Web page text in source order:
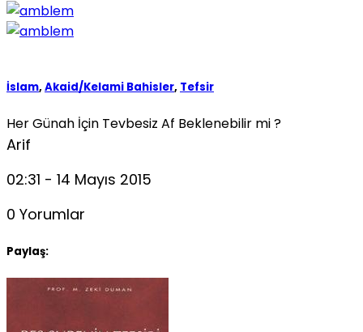
İslam,Akaid/Kelami Bahisler, Tefsir
Her Günah İçin Tevbesiz Af Beklenebilir mi ?
Arif
02:31 - 14 Mayıs 2015
0 Yorumlar
Paylaş: